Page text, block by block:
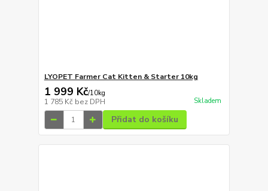
LYOPET Farmer Cat Kitten & Starter 10kg
1 999 Kč/10kg
1 785 Kč bez DPH Skladem
Přidat do košíku